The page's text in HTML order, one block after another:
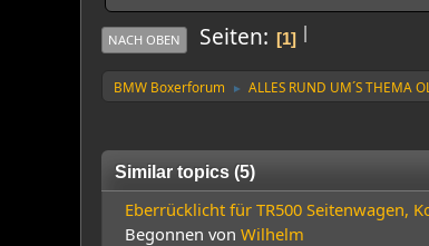
|
NACH OBEN Seiten 1
BMW Boxerforum ► ALLES RUND UM´S THEMA
Similar topics (5)
Eberrücklicht für TR500 Seitenwagen,
Begonnen von Wilhelm